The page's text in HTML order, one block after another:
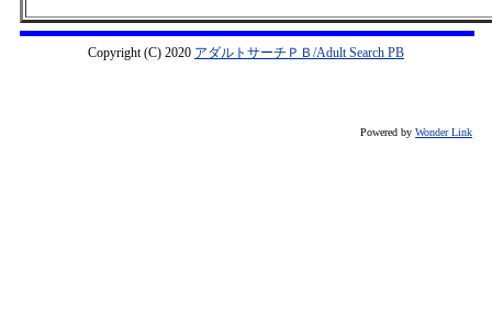
Copyright (C) 2020 アダルトサーチＰＢ/Adult Search PB
Powered byWonder Link